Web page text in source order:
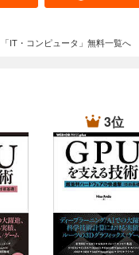
「IT・コンピュータ」無料一覧へ
3位